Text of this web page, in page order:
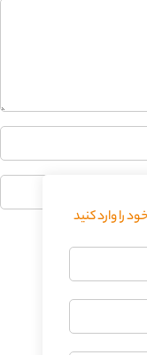
را وارد کنید